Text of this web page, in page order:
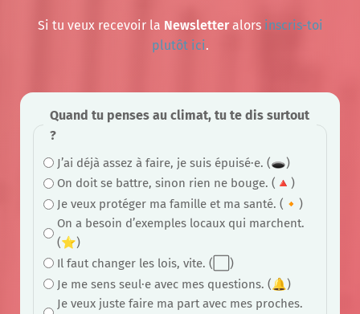
Si tu veux recevoir la Newsletteralors inscris-toi
plutôt ici.
Quand tu penses au climat, tu te dis surtout
?
J’ai déjà assez à faire, je suis épuisé·e. (🕳)
On doit se battre, sinon rien ne bouge. (🔺)
Je veux protéger ma famille et ma santé. (🔸)
On a besoin d’exemples locaux qui marchent.
(⭐)
Il faut changer les lois, vite. (⬜)
Je me sens seul·e avec mes questions. (🔔)
Je veux juste faire ma part avec mes proches.